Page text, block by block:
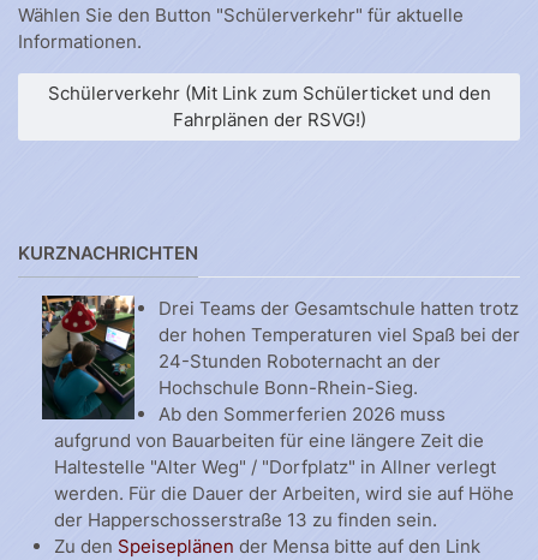
Wählen Sie den Button "Schülerverkehr" für aktuelle
Informationen.
Schülerverkehr (Mit Link zum Schülerticket und den
Fahrplänen der RSVG!)
KURZNACHRICHTEN
Drei Teams der Gesamtschule hatten trotz
der hohen Temperaturen viel Spaß bei der
24-Stunden Roboternacht an der
Hochschule Bonn-Rhein-Sieg.
Ab den Sommerferien 2026 muss
aufgrund von Bauarbeiten für eine längere Zeit die
Haltestelle "Alter Weg" / "Dorfplatz" in Allner verlegt
werden. Für die Dauer der Arbeiten, wird sie auf Höhe
der Happerschosserstraße 13 zu finden sein.
Zu den Speiseplänen der Mensa bitte auf den Link